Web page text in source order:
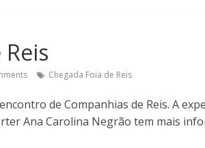
Chegada Foia de Reis
de Companhias de Reis. A
Ana Carolina Negrão tem mais